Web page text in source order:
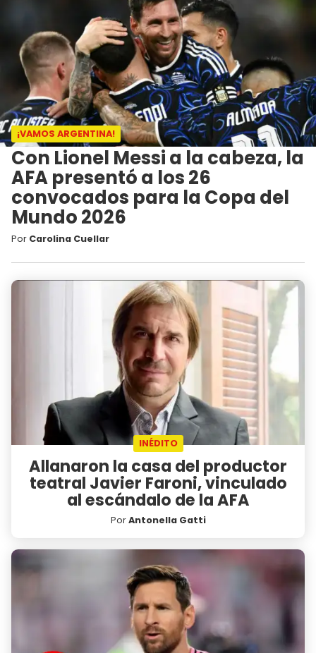
¡VAMOS ARGENTINA!
Con Lionel Messi a la cabeza, la
AFA presentó a los 26
convocados para la Copa del
Mundo 2026
Por Carolina Cuellar
INÉDITO
Allanaron la casa del productor
teatral Javier Faroni, vinculado
al escándalo de la AFA
PorAntonella Gatti